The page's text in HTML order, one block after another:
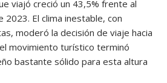
viajó creció un 43,5% frente al
2023. El clima inestable, con
moderó la decisión de viaje hacia
movimiento turístico terminó
bastante sólido para esta altura